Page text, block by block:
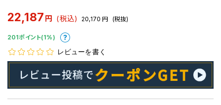
22,187 円 (税込) 20,170 円 (税抜)
201ポイント(1%)
レビューを書く